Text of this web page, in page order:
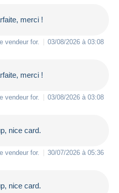
merci !
vendeur for. 03/08/2026 à 03:08
merci !
vendeur for. 03/08/2026 à 03:08
nice card.
vendeur for. 30/07/2026 à 05:36
nice card.